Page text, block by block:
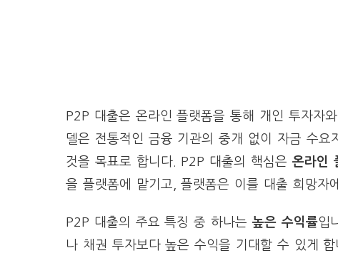
P2P 대출은 온라인 플랫폼을 통해 개인 투자자
델은 전통적인 금융 기관의 중개 없이 자금 수요
것을 목표로 합니다. P2P 대출의 핵심은 온라인
을 플랫폼에 맡기고, 플랫폼은 이를 대출 희망자
P2P 대출의 주요 특징 중 하나는 높은 수익률입
나 채권 투자보다 높은 수익을 기대할 수 있게